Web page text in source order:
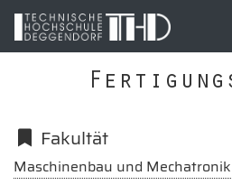
Fakultät
Maschinenbau und Mechatronik